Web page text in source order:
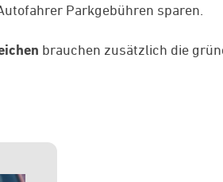
Parkgebühren sparen.
brauchen zusätzlich die